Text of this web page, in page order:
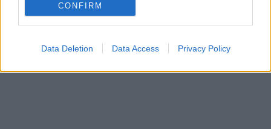
CONFIRM
Data Deletion Data Access Privacy Policy